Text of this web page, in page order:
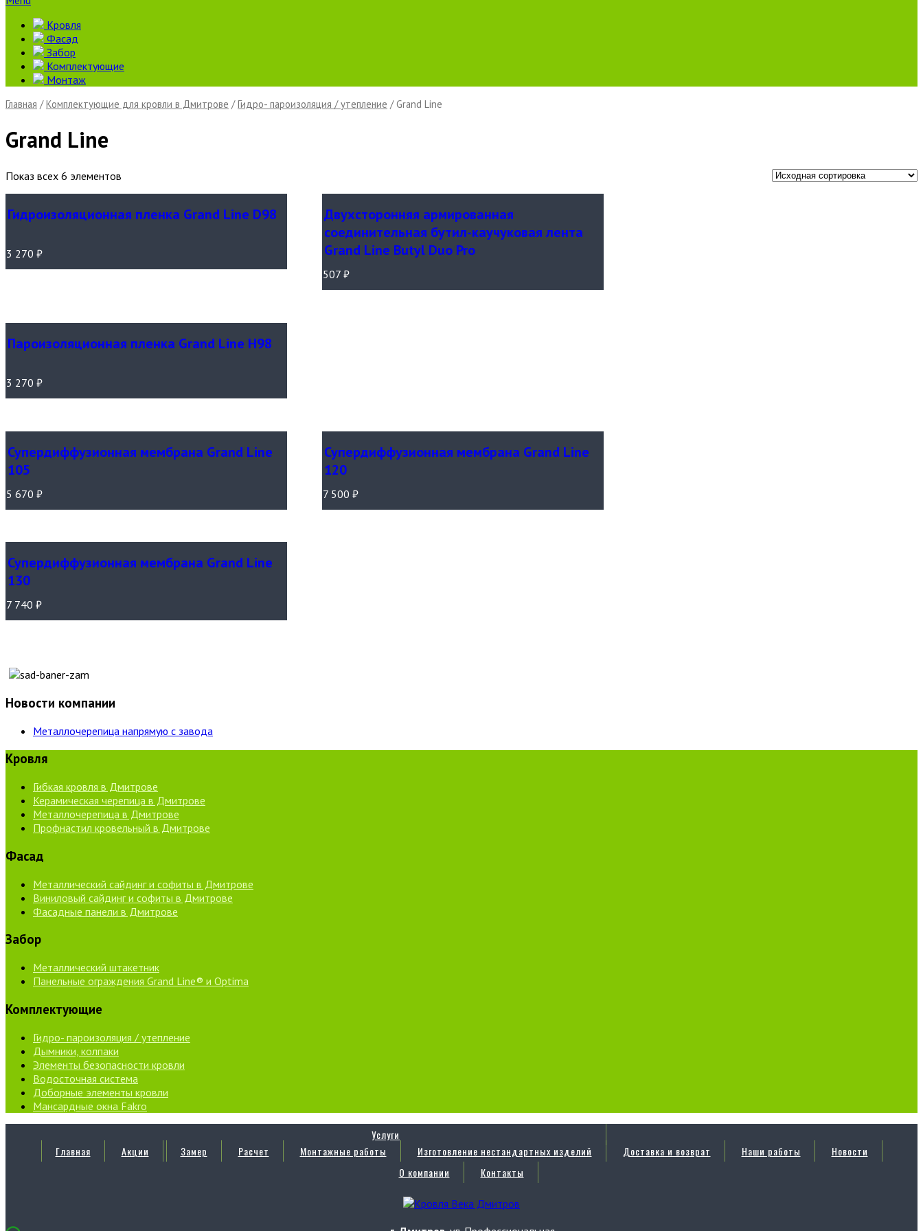
Кровля
Фасад
Забор
Комплектующие
Монтаж
Главная /Комплектующие для кровли в Дмитрове /Гидро- пароизоляция / утепление / Grand Line
Grand Line
Показ всех 6 элементов
Гидроизоляционная пленка Grand Line D98
3 270 ₽
Двухсторонняя армированная
соединительная бутил-каучуковая лента
Grand Line Butyl Duo Pro
507 ₽
Пароизоляционная пленка Grand Line Н98
3 270 ₽
Супердиффузионная мембрана Grand Line
105
5 670 ₽
Супердиффузионная мембрана Grand Line
120
7 500 ₽
Супердиффузионная мембрана Grand Line
130
7 740 ₽
Новости компании
Металлочерепица напрямую с завода
Кровля
Гибкая кровля в Дмитрове
Керамическая черепица в Дмитрове
Металлочерепица в Дмитрове
Профнастил кровельный в Дмитрове
Фасад
Металлический сайдинг и софиты в Дмитрове
Виниловый сайдинг и софиты в Дмитрове
Фасадные панели в Дмитрове
Забор
Металлический штакетник
Панельные ограждения Grand Line® и Optima
Комплектующие
Гидро- пароизоляция / утепление
Дымники, колпаки
Элементы безопасности кровли
Водосточная система
Доборные элементы кровли
Мансардные окна Fakro
Главная Акции
Услуги
Замер
Расчет Монтажные работы Изготовление нестандартных изделий Доставка и возврат Наши работы
Новости
О компании
Контакты